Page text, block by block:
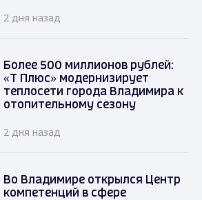
2 дня назад
Более 500 миллионов рублей:
«Т Плюс» модернизирует
теплосети города Владимира к
отопительному сезону
2 дня назад
Во Владимире открылся Центр
компетенций в сфере